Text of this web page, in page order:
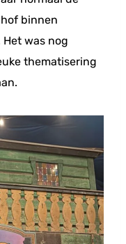
binnen
was nog
thematisering